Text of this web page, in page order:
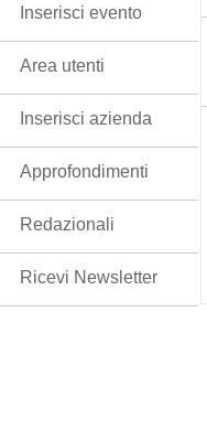
Inserisci evento
Area utenti
Inserisci azienda
Approfondimenti
Redazionali
Ricevi Newsletter